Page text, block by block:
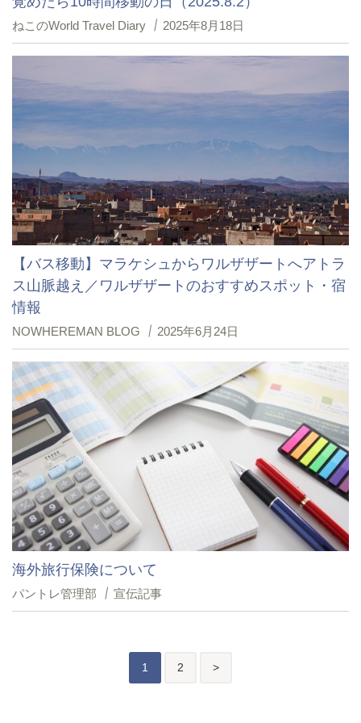
ねこのWorld Travel Diary 2025年8月18日
【バス移動】マラケシュからワルザザートへアトラ
ス山脈越え／ワルザザートのおすすめスポット・宿
情報
NOWHEREMAN BLOG 2025年6月24日
海外旅行保険について
パントレ管理部 宣伝記事
1 2 後
>